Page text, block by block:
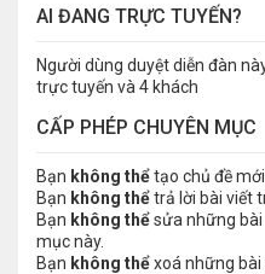
AI ĐANG TRỰC TUYẾN?
Người dùng duyệt diễn đàn
trực tuyến và 4 khách
CẤP PHÉP CHUYÊN MỤC
Bạn không thểtạo chủ đề
Bạn không thểtrả lời bài viết
Bạn không thểsửa những
mục này.
Bạn không thểxoá những